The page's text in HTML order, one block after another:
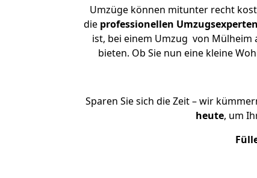
Umzüge können mitunter recht
die professionellen Umzugsexperten
ist, bei einem Umzug von Mülheim
bieten. Ob Sie nun eine kleine
Sparen Sie sich die Zeit – wir
heute, um